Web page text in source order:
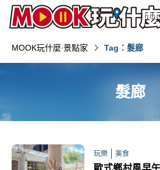
MOOK玩什麼‧景點家 Tag：髮廊
髮廊
玩樂 美食
歐式鄉村風早